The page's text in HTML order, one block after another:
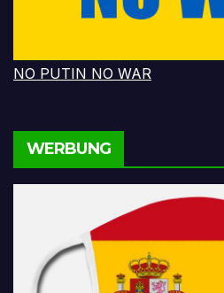
NO PUTIN NO WAR
WERBUNG